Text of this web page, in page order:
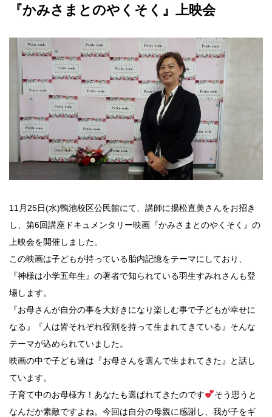
『かみさまとのやくそく』上映会
11月25日(水)鴨池校区公民館にて、講師に揚松直美さんをお招き
し、第6回講座ドキュメンタリー映画『かみさまとのやくそく』の
上映会を開催しました。
この映画は子どもが持っている胎内記憶をテーマにしており、
『神様は小学五年生』の著者で知られている羽生すみれさんも登
場します。
『お母さんが自分の事を大好きになり楽しむ事で子どもが幸せに
なる』『人は皆それぞれ役割を持って生まれてきている』そんな
テーマが込められていました。
映画の中で子ども達は『お母さんを選んで生まれてきた』と話し
ています。
子育て中のお母様方！あなたも選ばれてきたのです
そう思うと
なんだか素敵ですよね。今回は自分の母親に感謝し、我が子をギ